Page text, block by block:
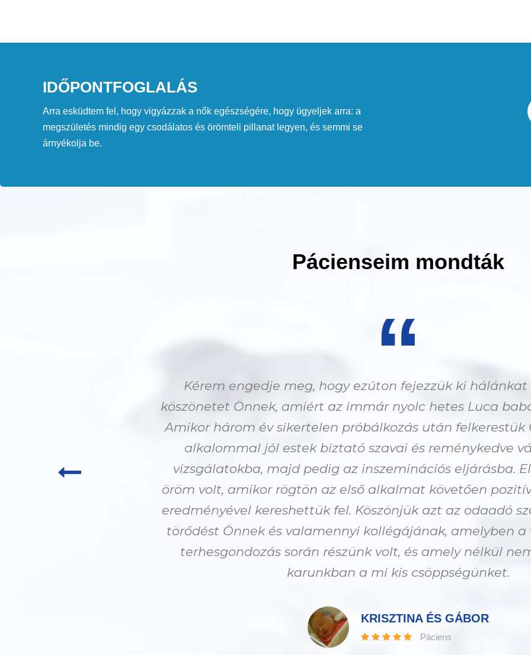
IDŐPONTFOGLALÁS
Arra esküdtem fel, hogy vigyázzak a nők egészségére, hogy ügyeljek arra: a
megszületés mindig egy csodálatos és örömteli pillanat legyen, és semmi se
árnyékolja be.
Pácienseim mondták
“
Kérem engedje meg, hogy ezúton fejezzük ki
köszönetet Önnek, amiért az immár nyolc hetes Luca
Amikor három év sikertelen próbálkozás után felkerestük
alkalommal jól estek biztató szavai és reménykedve
vizsgálatokba, majd pedig az inszeminációs eljárásba.
öröm volt, amikor rögtön az első alkalmat követően
eredményével kereshettük fel. Köszönjük azt az odaadó
törődést Önnek és valamennyi kollégájának, amelyben a
terhesgondozás során részünk volt, és amely nélkül
karunkban a mi kis csöppségünket.
KRISZTINA ÉS GÁBOR
Páciens